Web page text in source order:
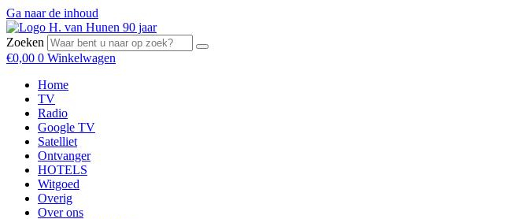
Ga naar de inhoud
Zoeken
€0,00 0 Winkelwagen
Home
TV
Radio
Google TV
Satelliet
Ontvanger
HOTELS
Witgoed
Overig
Over ons